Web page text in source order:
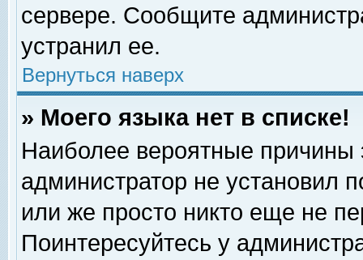
сервере. Сообщите
устранил ее.
Вернуться наверх
» Моего языка нет в списке!
Наиболее вероятные причины
администратор не установил
или же просто никто еще не
Поинтересуйтесь у